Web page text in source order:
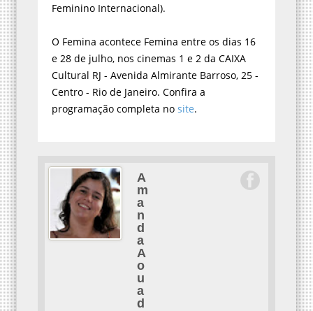
Feminino Internacional).
O Femina acontece Femina entre os dias 16
e 28 de julho, nos cinemas 1 e 2 da CAIXA
Cultural RJ - Avenida Almirante Barroso, 25 -
Centro - Rio de Janeiro. Confira a
programação completa no site.
A
m
a
n
d
a
A
o
u
a
d